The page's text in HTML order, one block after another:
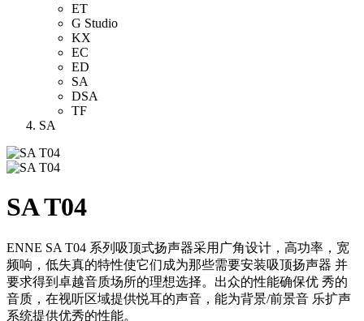
ET
G Studio
KX
EC
ED
SA
DSA
TF
SA
SA T04
ENNE SA T04 系列吸顶式扬声器采用广角设计，高功率，宽
频响，低失真的特性使它们成为那些需要安装吸顶扬声器 并
要求得到卓越音质场所的理想选择。出众的性能确保优 秀的
音质，在视听区域提供悦耳的声音，能为背景/前景音 乐扩声
系统提供优秀的性能。